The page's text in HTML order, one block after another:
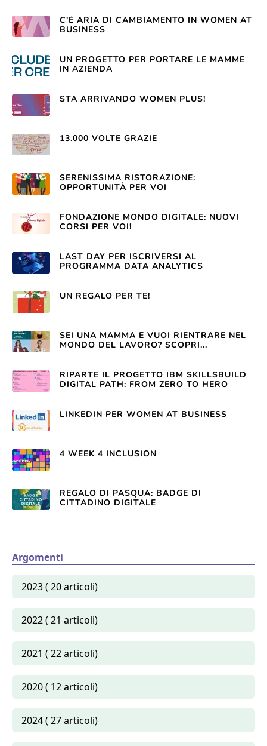
C'È ARIA DI CAMBIAMENTO IN WOMEN AT
BUSINESS
UN PROGETTO PER PORTARE LE MAMME
IN AZIENDA
STA ARRIVANDO WOMEN PLUS!
13.000 VOLTE GRAZIE
SERENISSIMA RISTORAZIONE:
OPPORTUNITÀ PER VOI
FONDAZIONE MONDO DIGITALE: NUOVI
CORSI PER VOI!
LAST DAY PER ISCRIVERSI AL
PROGRAMMA DATA ANALYTICS
UN REGALO PER TE!
SEI UNA MAMMA E VUOI RIENTRARE NEL
MONDO DEL LAVORO? SCOPRI...
RIPARTE IL PROGETTO IBM SKILLSBUILD
DIGITAL PATH: FROM ZERO TO HERO
LINKEDIN PER WOMEN AT BUSINESS
4 WEEK 4 INCLUSION
REGALO DI PASQUA: BADGE DI
CITTADINO DIGITALE
Argomenti
2023 ( 20 articoli)
2022 ( 21 articoli)
2021 ( 22 articoli)
2020 ( 12 articoli)
2024 ( 27 articoli)